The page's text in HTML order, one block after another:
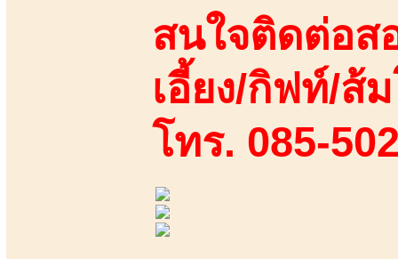
สนใจติดต่อส
เอี้ยง/กิฟท์/ส้
โทร. 085-